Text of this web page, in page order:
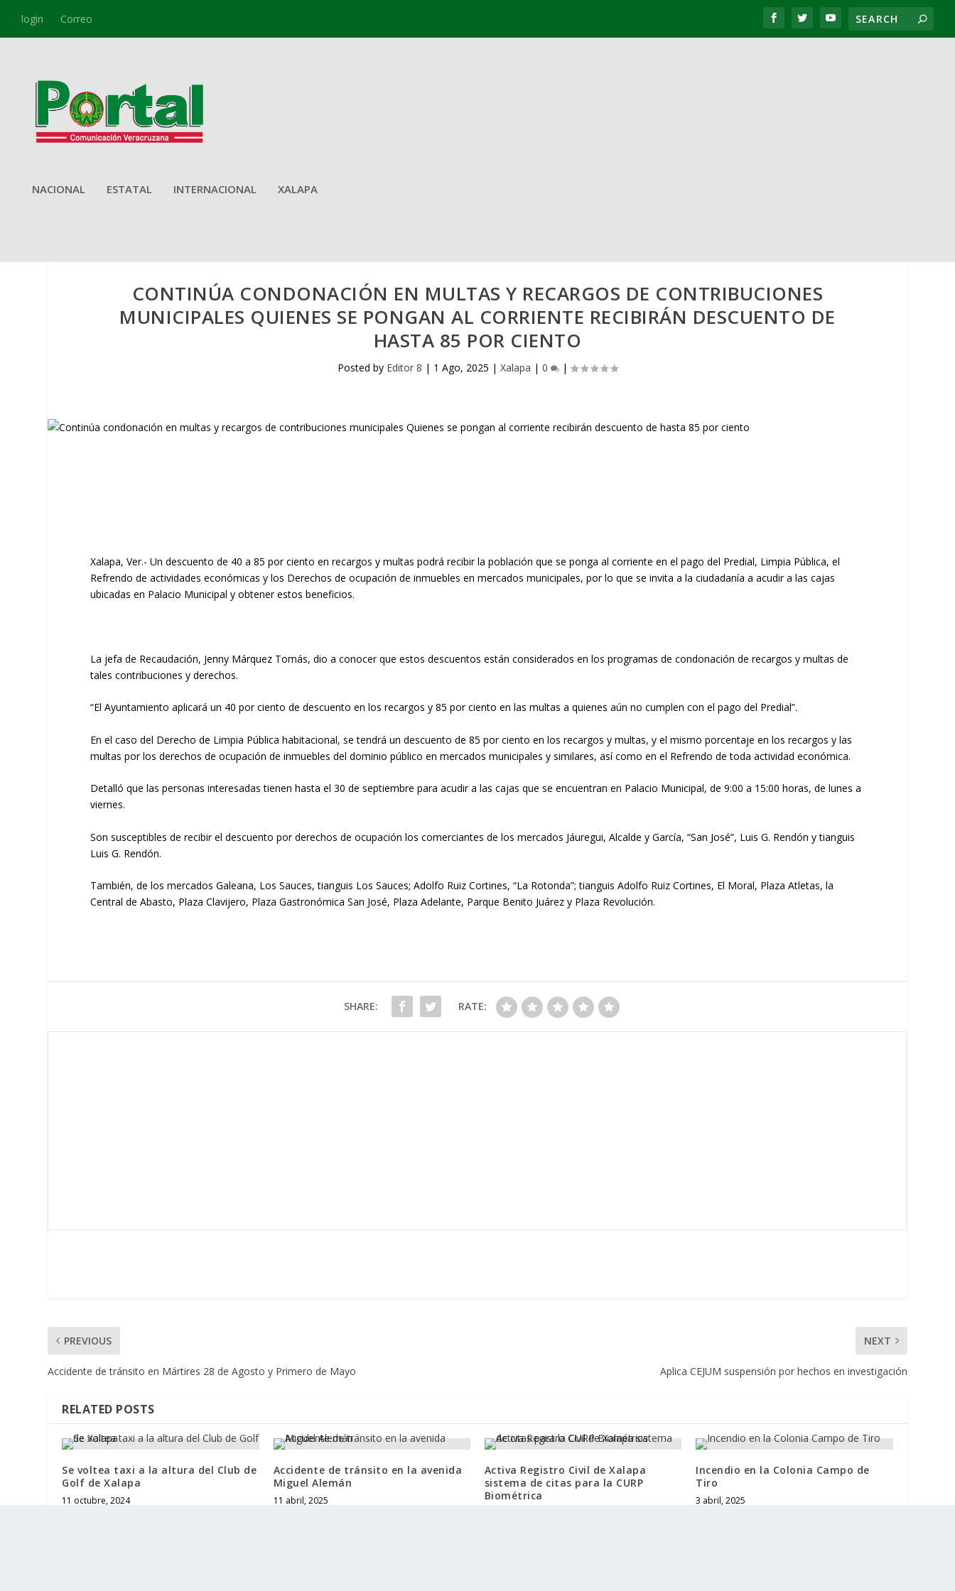
login Correo
NACIONAL ESTATAL INTERNACIONAL XALAPA
CONTINÚA CONDONACIÓN EN MULTAS Y RECARGOS DE CONTRIBUCIONES
MUNICIPALES QUIENES SE PONGAN AL CORRIENTE RECIBIRÁN DESCUENTO DE
HASTA 85 POR CIENTO
Posted by Editor 8 | 1 Ago, 2025 | Xalapa | 0 |
Xalapa, Ver.- Un descuento de 40 a 85 por ciento en recargos y multas podrá recibir la población que se ponga al corriente en el pago del Predial, Limpia Pública, el
Refrendo de actividades económicas y los Derechos de ocupación de inmuebles en mercados municipales, por lo que se invita a la ciudadanía a acudir a las cajas
ubicadas en Palacio Municipal y obtener estos beneficios.
La jefa de Recaudación, Jenny Márquez Tomás, dio a conocer que estos descuentos están considerados en los programas de condonación de recargos y multas de
tales contribuciones y derechos.
“El Ayuntamiento aplicará un 40 por ciento de descuento en los recargos y 85 por ciento en las multas a quienes aún no cumplen con el pago del Predial”.
En el caso del Derecho de Limpia Pública habitacional, se tendrá un descuento de 85 por ciento en los recargos y multas, y el mismo porcentaje en los recargos y las
multas por los derechos de ocupación de inmuebles del dominio público en mercados municipales y similares, así como en el Refrendo de toda actividad económica.
Detalló que las personas interesadas tienen hasta el 30 de septiembre para acudir a las cajas que se encuentran en Palacio Municipal, de 9:00 a 15:00 horas, de lunes a
viernes.
Son susceptibles de recibir el descuento por derechos de ocupación los comerciantes de los mercados Jáuregui, Alcalde y García, “San José”, Luis G. Rendón y tianguis
Luis G. Rendón.
También, de los mercados Galeana, Los Sauces, tianguis Los Sauces; Adolfo Ruiz Cortines, “La Rotonda”; tianguis Adolfo Ruiz Cortines, El Moral, Plaza Atletas, la
Central de Abasto, Plaza Clavijero, Plaza Gastronómica San José, Plaza Adelante, Parque Benito Juárez y Plaza Revolución.
SHARE: RATE:
PREVIOUS
Accidente de tránsito en Mártires 28 de Agosto y Primero de Mayo
NEXT
Aplica CEJUM suspensión por hechos en investigación
RELATED POSTS
Se voltea taxi a la altura del Club de
Golf de Xalapa
11 octubre, 2024
Accidente de tránsito en la avenida
Miguel Alemán
11 abril, 2025
Activa Registro Civil de Xalapa
sistema de citas para la CURP
Biométrica
Incendio en la Colonia Campo de
Tiro
3 abril, 2025